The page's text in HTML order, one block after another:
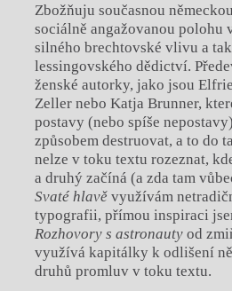
Zbožňuju současnou
sociálně angažovanou polohu
silného brechtovské vlivu a
lessingovského dědictví.
ženské autorky, jako jsou
Zeller nebo Katja Brunner,
postavy (nebo spíše
způsobem destruovat, a to do
nelze v toku textu rozeznat,
a druhý začíná (a zda tam
Svaté hlavěvyužívám
typografii, přímou inspiraci
Rozhovory s astronautyod
využívá kapitálky k odlišení
druhů promluv v toku textu.